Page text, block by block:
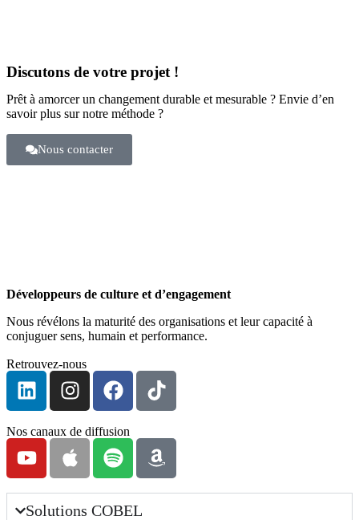
Discutons de votre projet !
Prêt à amorcer un changement durable et mesurable ? Envie d’en
savoir plus sur notre méthode ?
Nous contacter
Développeurs de culture et d’engagement
Nous révélons la maturité des organisations et leur capacité à
conjuguer sens, humain et performance.
Retrouvez-nous
Nos canaux de diffusion
Solutions COBEL